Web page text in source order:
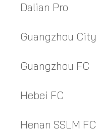
Dalian Pro
Guangzhou City
Guangzhou FC
Hebei FC
Henan SSLM FC